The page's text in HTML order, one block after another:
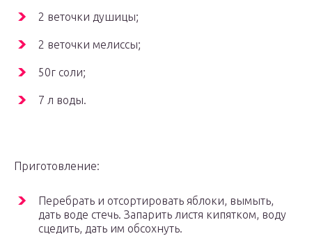
2 веточки душицы;
2 веточки мелиссы;
50г соли;
7 л воды.
Приготовление:
Перебрать и отсортировать яблоки, вымыть,
дать воде стечь. Запарить листя кипятком, воду
сцедить, дать им обсохнуть.